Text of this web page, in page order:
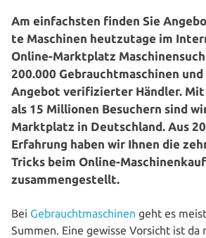
Am ein­fachs­ten finden Sie
te Maschinen heut­zu­ta­ge im
Online-Markt­platz
200.000 Gebraucht­maschinen
Angebot veri­fi­zier­ter Händler.
als 15 Millionen Besuchern sind
Markt­platz in Deutsch­land. Aus
Erfahrung haben wir Ihnen die
Tricks beim Online-Maschi­nen­kauf
zusammengestellt.
Bei Gebraucht­maschinen geht es
Summen. Eine gewisse Vorsicht ist da